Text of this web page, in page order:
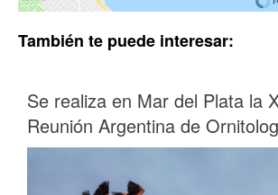
También te puede interesar:
Se realiza en Mar del Plata la
Reunión Argentina de